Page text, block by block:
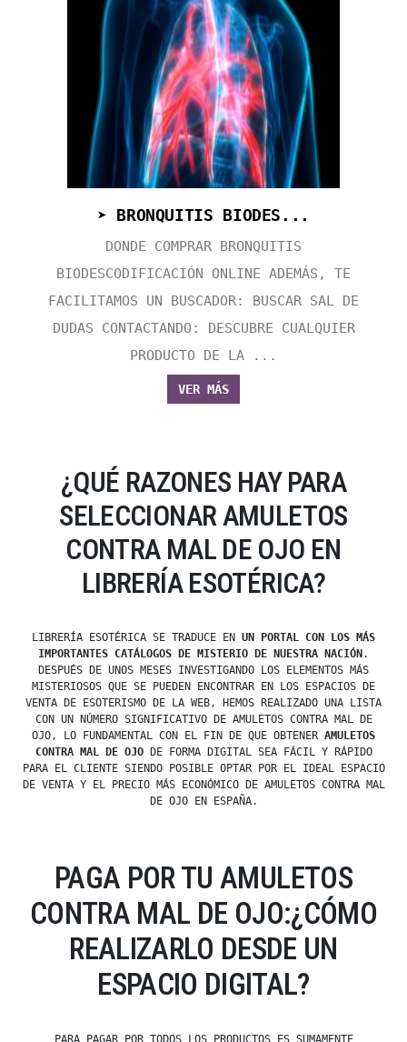
➤ BRONQUITIS BIODES...
DONDE COMPRAR BRONQUITIS
BIODESCODIFICACIÓN ONLINE ADEMÁS, TE
FACILITAMOS UN BUSCADOR: BUSCAR SAL DE
DUDAS CONTACTANDO: DESCUBRE CUALQUIER
PRODUCTO DE LA ...
VER MÁS
¿QUÉ RAZONES HAY PARA
SELECCIONAR AMULETOS
CONTRA MAL DE OJO EN
LIBRERÍA ESOTÉRICA?
LIBRERÍA ESOTÉRICA SE TRADUCE EN UN PORTAL CON LOS MÁS
IMPORTANTES CATÁLOGOS DE MISTERIO DE NUESTRA NACIÓN .
DESPUÉS DE UNOS MESES INVESTIGANDO LOS ELEMENTOS MÁS
MISTERIOSOS QUE SE PUEDEN ENCONTRAR EN LOS ESPACIOS DE
VENTA DE ESOTERISMO DE LA WEB, HEMOS REALIZADO UNA LISTA
CON UN NÚMERO SIGNIFICATIVO DE AMULETOS CONTRA MAL DE
OJO, LO FUNDAMENTAL CON EL FIN DE QUE OBTENER AMULETOS
CONTRA MAL DE OJODE FORMA DIGITAL SEA FÁCIL Y RÁPIDO
PARA EL CLIENTE SIENDO POSIBLE OPTAR POR EL IDEAL ESPACIO
DE VENTA Y EL PRECIO MÁS ECONÓMICO DE AMULETOS CONTRA MAL
DE OJO EN ESPAÑA.
PAGA POR TU AMULETOS
CONTRA MAL DE OJO:¿CÓMO
REALIZARLO DESDE UN
ESPACIO DIGITAL?
PARA PAGAR POR TODOS LOS PRODUCTOS ES SUMAMENTE